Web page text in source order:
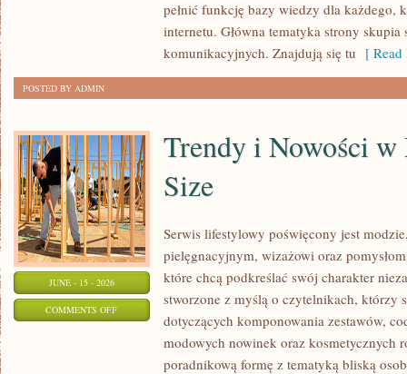
pełnić funkcję bazy wiedzy dla każdego,
internetu. Główna tematyka strony skupia
komunikacyjnych. Znajdują się tu [
POSTED BY ADMIN
JUNE - 15 - 2026
COMMENTS OFFON
Trendy i Nowości w
Size
Serwis lifestylowy poświęcony jest
pielęgnacyjnym, wizażowi oraz
które chcą podkreślać swój charakter
stworzone z myślą o czytelnikach, którzy
dotyczących komponowania zestawów,
modowych nowinek oraz kosmetycznych
poradnikową formę z tematyką bliską